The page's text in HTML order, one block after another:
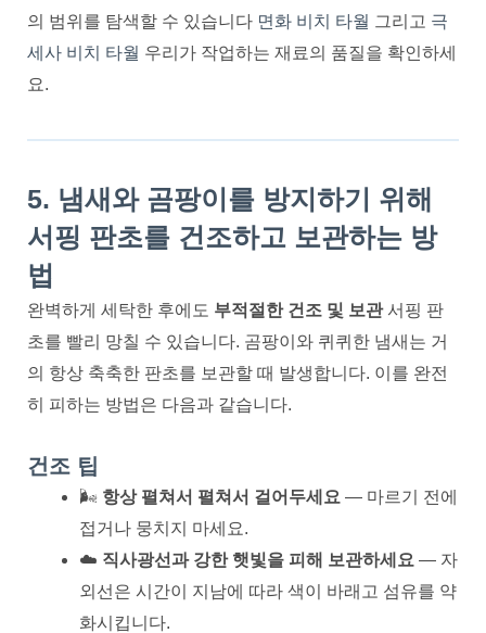
의 범위를 탐색할 수 있습니다 면화 비치 타월 그리고 극
세사 비치 타월 우리가 작업하는 재료의 품질을 확인하세
요.
5. 냄새와 곰팡이를 방지하기 위해
서핑 판초를 건조하고 보관하는 방
법
완벽하게 세탁한 후에도 부적절한 건조 및 보관서핑 판
초를 빨리 망칠 수 있습니다. 곰팡이와 퀴퀴한 냄새는 거
의 항상 축축한 판초를 보관할 때 발생합니다. 이를 완전
히 피하는 방법은 다음과 같습니다.
건조 팁
🌬️ 항상 펼쳐서 펼쳐서 걸어두세요 — 마르기 전에
접거나 뭉치지 마세요.
☁️ 직사광선과 강한 햇빛을 피해 보관하세요 — 자
외선은 시간이 지남에 따라 색이 바래고 섬유를 약
화시킵니다.